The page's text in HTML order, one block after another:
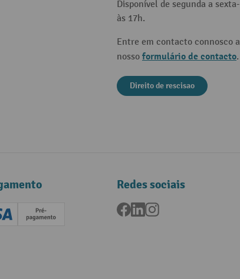
Disponível de segunda a
às 17h.
Entre em contacto connosco
nosso formulário de contacto.
Direito de rescisao
(Visa)
Pré-pagamento
Redes sociais
Facebook
LinkedInInstagram